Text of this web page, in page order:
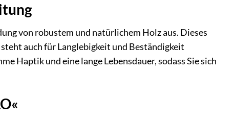
von robustem und natürlichem Holz aus. Dieses
auch für Langlebigkeit und Beständigkeit
Haptik und eine lange Lebensdauer, sodass Sie sich